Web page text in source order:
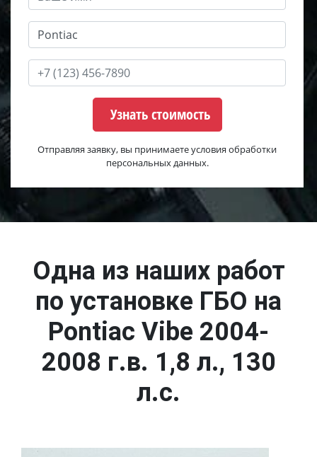
Узнать стоимость
Отправляя заявку, вы принимаете условия обработки
персональных данных.
Одна из наших работ
по установке ГБО на
Pontiac Vibe 2004-
2008 г.в. 1,8 л., 130
л.с.